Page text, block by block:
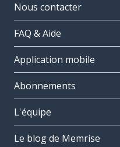
Nous contacter
FAQ & Aide
Application mobile
Abonnements
L'équipe
Le blog de Memrise